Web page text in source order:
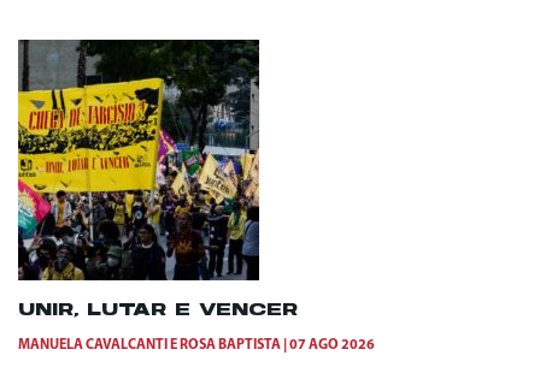
UNIR, LUTAR E VENCER
MANUELA CAVALCANTI E ROSA BAPTISTA 07 AGO 2026